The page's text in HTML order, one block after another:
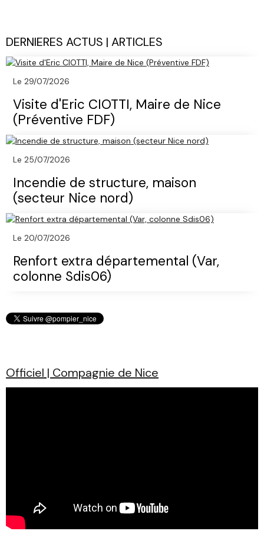
DERNIERES ACTUS | ARTICLES
Le 29/07/2026
Visite d'Eric CIOTTI, Maire de Nice
(Préventive FDF)
Le 25/07/2026
Incendie de structure, maison
(secteur Nice nord)
Le 20/07/2026
Renfort extra départemental (Var,
colonne Sdis06)
Officiel | Compagnie de Nice